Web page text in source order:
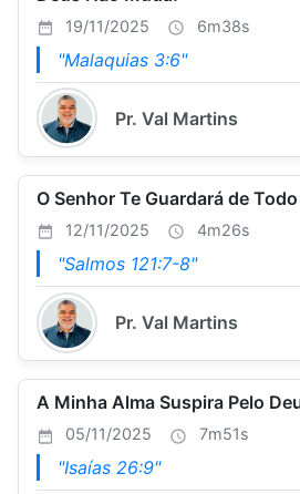
19/11/2025 6m38s
"Malaquias 3:6"
Pr. Val Martins
O Senhor Te Guardará de
12/11/2025 4m26s
"Salmos 121:7-8"
Pr. Val Martins
A Minha Alma Suspira Pelo
05/11/2025 7m51s
"Isaías 26:9"